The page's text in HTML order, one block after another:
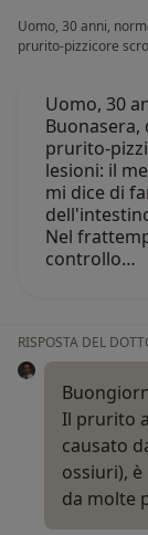
Uomo, 30 anni,
prurito-pizzicore
Uomo, 30
prurito-
lesioni: il
mi dice di
Nel
controllo…
RISPOSTA DEL
Il prurito
causato
ossiuri),
da molte